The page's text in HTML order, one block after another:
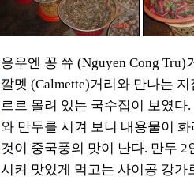
응우엔 꽁 쮸 (Nguyen Cong Tru)
깔멧 (Calmette)거리와 만나는
르르 몰려 있는 국수집이 보였다
와 만두를 시켜 보니 내용물이
것이 중국풍의 맛이 난다. 만두 2
시켜 맛있게 먹고는 사이공 강가